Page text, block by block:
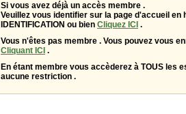
Si vous avez déjà un accès membre .
Veuillez vous identifier sur la page d'accueil en
IDENTIFICATION ou bien Cliquez ICI .
Vous n'êtes pas membre . Vous pouvez vous
Cliquant ICI .
En étant membre vous accèderez à TOUS les
aucune restriction .